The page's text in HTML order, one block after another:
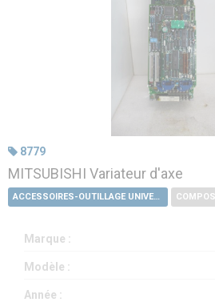
8779
MITSUBISHI Variateur d'axe
ACCESSOIRES-OUTILLAGE UNIVERSELS
Marque :
Modèle :
Année :